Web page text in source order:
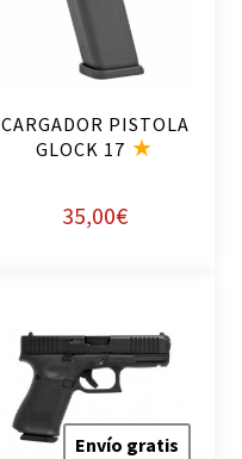
CARGADOR PISTOLA
GLOCK 17
35,00€
to
Envío gratis